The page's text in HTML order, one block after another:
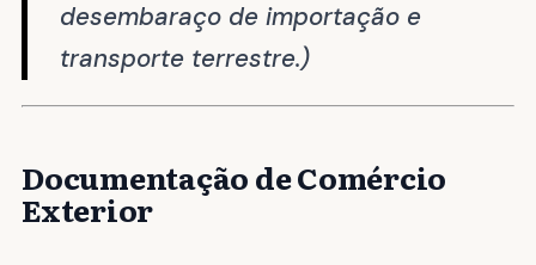
desembaraço de importação e
transporte terrestre.)
Documentação de Comércio
Exterior